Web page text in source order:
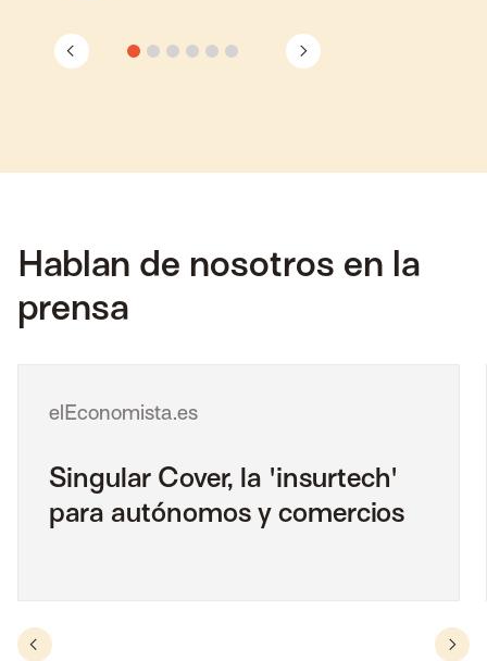
Hablan de nosotros en la
prensa
elEconomista.es
Singular Cover, la 'insurtech'
para autónomos y comercios